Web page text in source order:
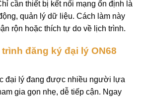
cần thiết bị kết nối mạng ổn định là
quản lý dữ liệu. Cách làm này
rộn hoặc thích tự do về lịch trình.
đăng ký đại lý ON68
đại lý đang được nhiều người lựa
gia gọn nhẹ, dễ tiếp cận. Ngay